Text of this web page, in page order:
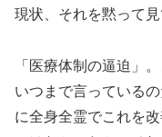
現状、 それを黙って
「医療体制の逼迫」
いつまで言っている
に全身全霊でこれを